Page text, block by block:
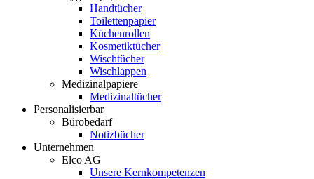
Handtücher
Toilettenpapier
Küchenrollen
Kosmetiktücher
Wischtücher
Wischlappen
Medizinalpapiere
Medizinaltücher
Personalisierbar
Bürobedarf
Notizbücher
Unternehmen
Elco AG
Unsere Kernkompetenzen